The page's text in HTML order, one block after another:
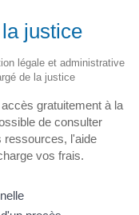
justice
légale et administrative
de la justice
gratuitement à la
de consulter
ressources, l'aide
vos frais.